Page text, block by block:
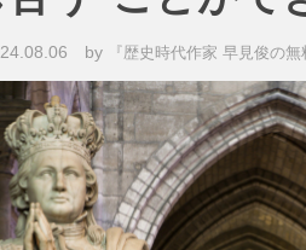
by 『歴史時代作家 早見俊の無